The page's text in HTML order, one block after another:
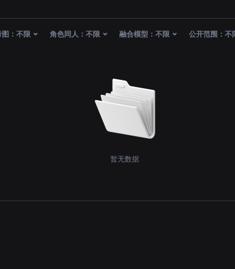
： 不限 角色同人： 不限 融合模型： 不限 公开范围： 不
暂无数据